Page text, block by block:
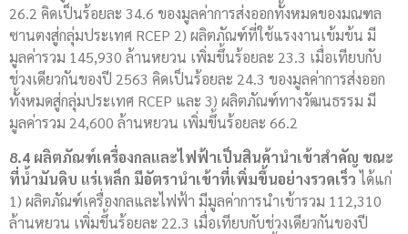
26.2 คิดเป็นร้อยละ 34.6 ของมูลค่าการส่งออกทั้งหมดของมณฑล
ซานตงสู่กลุ่มประเทศ RCEP 2) ผลิตภัณฑ์ที่ใช้แรงงานเข้มข้น มี
มูลค่ารวม 145,930 ล้านหยวน เพิ่มขึ้นร้อยละ 23.3 เมื่อเทียบกับ
ช่วงเดียวกันของปี 2563 คิดเป็นร้อยละ 24.3 ของมูลค่าการส่งออก
ทั้งหมดสู่กลุ่มประเทศ RCEP และ 3) ผลิตภัณฑ์ทางวัฒนธรรม มี
มูลค่ารวม 24,600 ล้านหยวน เพิ่มขึ้นร้อยละ 66.2
8.4 ผลิตภัณฑ์เครื่องกลและไฟฟ้าเป็นสินค้านำเข้าสำคัญ ขณะ
ที่น้ำมันดิบ แร่เหล็ก มีอัตรานำเข้าที่เพิ่มขึ้นอย่างรวดเร็วได้แก่
1) ผลิตภัณฑ์เครื่องกลและไฟฟ้า มีมูลค่าการนำเข้ารวม 112,310
ล้านหยวน เพิ่มขึ้นร้อยละ 22.3 เมื่อเทียบกับช่วงเดียวกันของปี